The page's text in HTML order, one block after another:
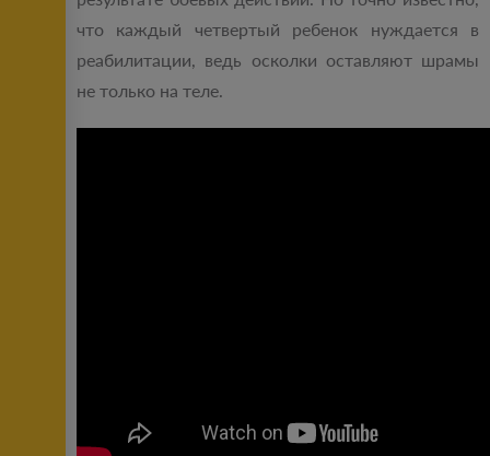
что каждый четвертый ребенок нуждается в
реабилитации, ведь осколки оставляют шрамы
не только на теле.